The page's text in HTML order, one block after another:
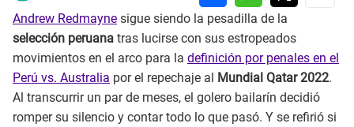
Andrew Redmayne sigue siendo la pesadilla de la
selección peruana tras lucirse con sus estropeados
movimientos en el arco para la definición por penales en el
Perú vs. Australia por el repechaje al Mundial Qatar 2022.
Al transcurrir un par de meses, el golero bailarín decidió
romper su silencio y contar todo lo que pasó. Y se refirió si